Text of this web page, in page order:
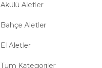
Akülü Aletler
Bahçe Aletler
El Aletler
Tüm Kategoriler